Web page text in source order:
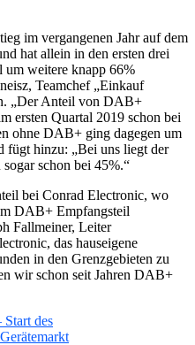
im vergangenen Jahr auf dem
hat allein in den ersten drei
um weitere knapp 66%
Teamchef „Einkauf
„Der Anteil von DAB+
ersten Quartal 2019 schon bei
ohne DAB+ ging dagegen um
fügt hinzu: „Bei uns liegt der
schon bei 45%.“
bei Conrad Electronic, wo
DAB+ Empfangsteil
Fallmeiner, Leiter
das hauseigene
in den Grenzgebieten zu
wir schon seit Jahren DAB+
des